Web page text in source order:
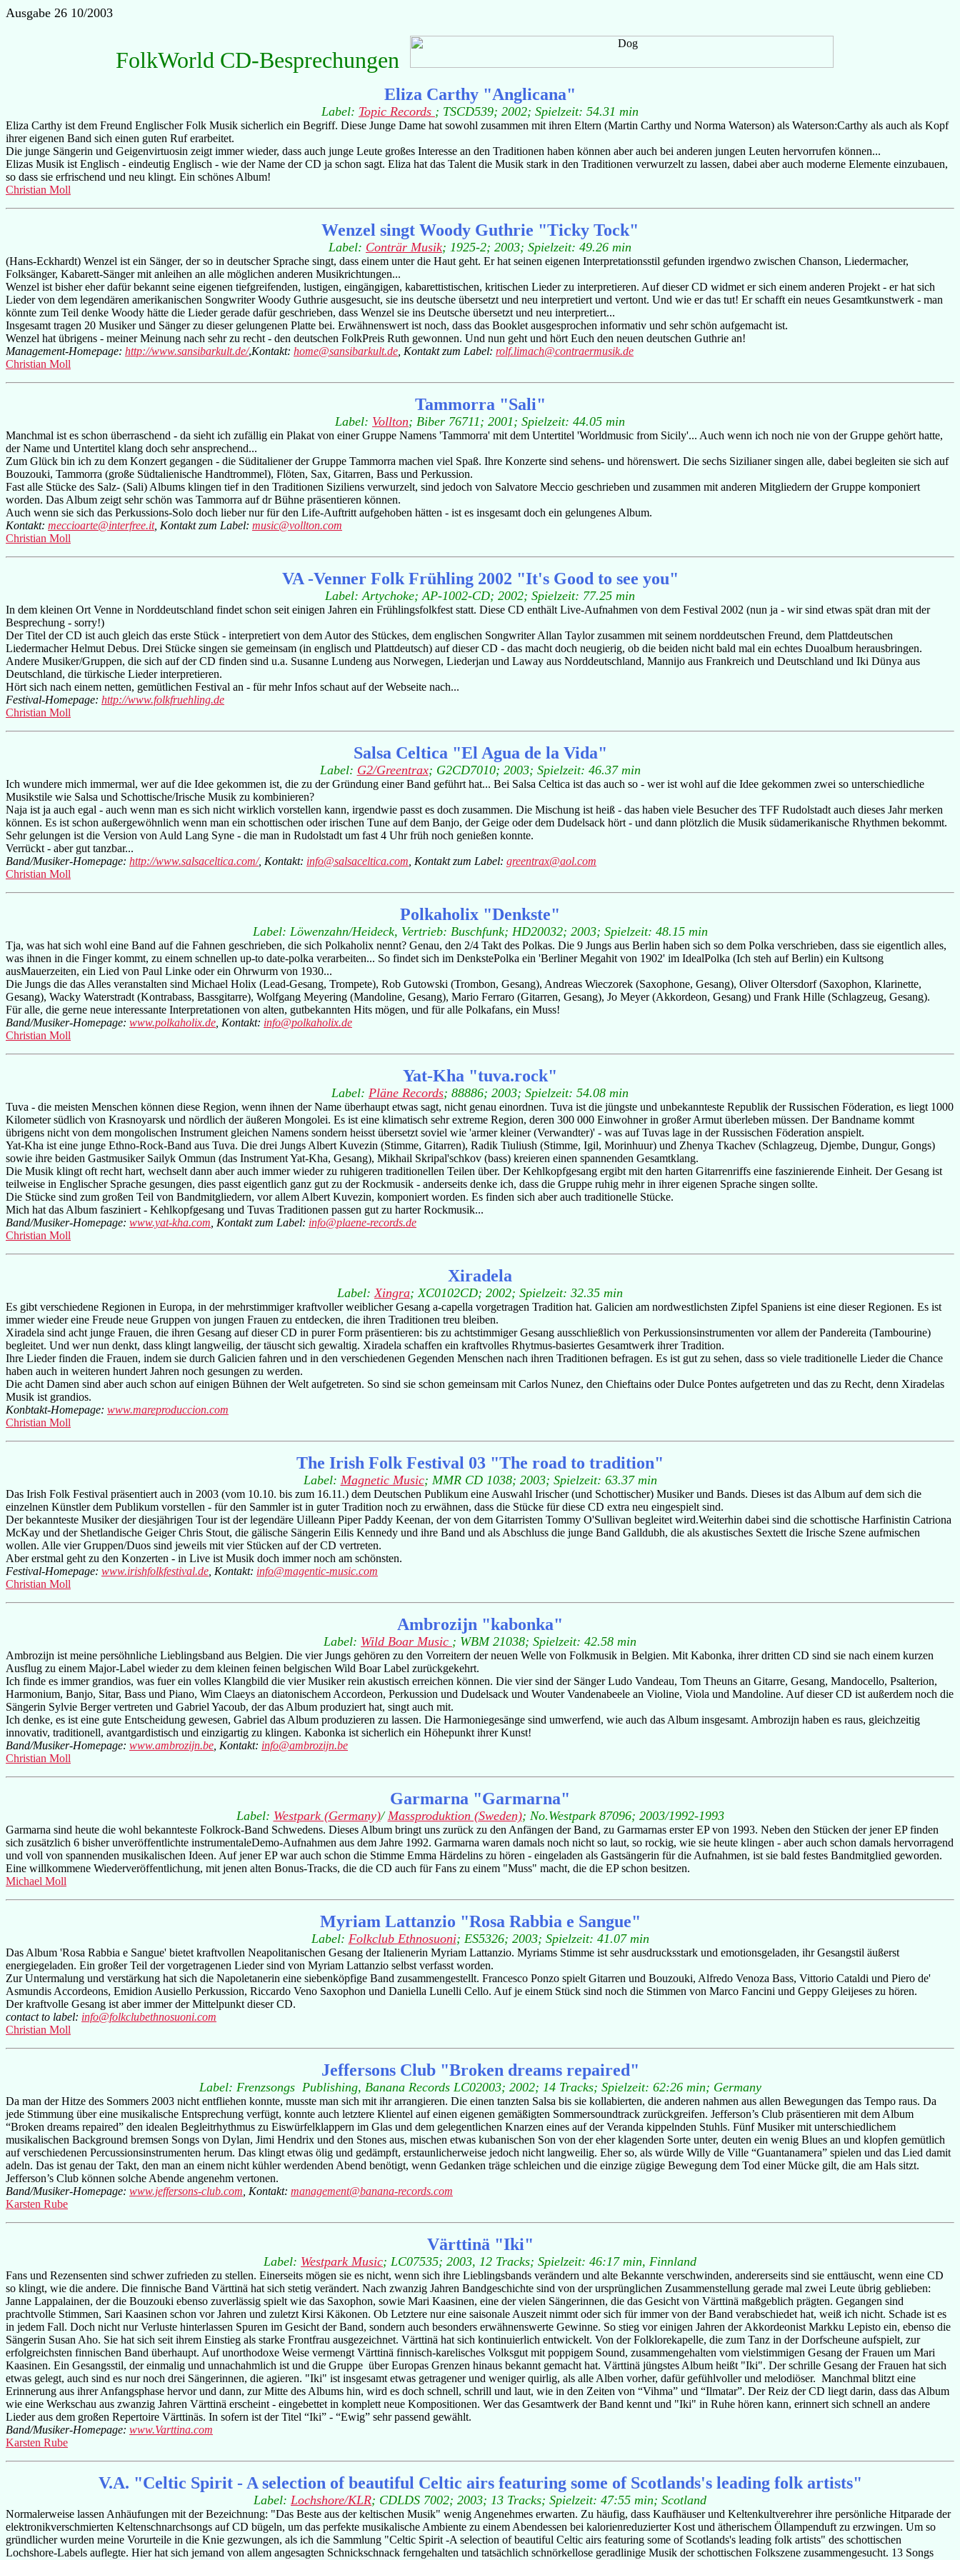
Ausgabe 26 10/2003
FolkWorld CD-Besprechungen
Eliza Carthy "Anglicana"
Label: Topic Records ; TSCD539; 2002; Spielzeit: 54.31 min
Eliza Carthy ist dem Freund Englischer Folk Musik sicherlich ein Begriff. Diese Junge Dame hat sowohl zusammen mit ihren Eltern (Martin Carthy und Norma Waterson) als Waterson:Carthy als auch als Kopf
ihrer eigenen Band sich einen guten Ruf erarbeitet.
Die junge Sängerin und Geigenvirtuosin zeigt immer wieder, dass auch junge Leute großes Interesse an den Traditionen haben können aber auch bei anderen jungen Leuten hervorrufen können...
Elizas Musik ist Englisch - eindeutig Englisch - wie der Name der CD ja schon sagt. Eliza hat das Talent die Musik stark in den Traditionen verwurzelt zu lassen, dabei aber auch moderne Elemente einzubauen,
so dass sie erfrischend und neu klingt. Ein schönes Album!
Christian Moll
Wenzel singt Woody Guthrie "Ticky Tock"
Label: Conträr Musik; 1925-2; 2003; Spielzeit: 49.26 min
(Hans-Eckhardt) Wenzel ist ein Sänger, der so in deutscher Sprache singt, dass einem unter die Haut geht. Er hat seinen eigenen Interpretationsstil gefunden irgendwo zwischen Chanson, Liedermacher,
Folksänger, Kabarett-Sänger mit anleihen an alle möglichen anderen Musikrichtungen...
Wenzel ist bisher eher dafür bekannt seine eigenen tiefgreifenden, lustigen, eingängigen, kabarettistischen, kritischen Lieder zu interpretieren. Auf dieser CD widmet er sich einem anderen Projekt - er hat sich
Lieder von dem legendären amerikanischen Songwriter Woody Guthrie ausgesucht, sie ins deutsche übersetzt und neu interpretiert und vertont. Und wie er das tut! Er schafft ein neues Gesamtkunstwerk - man
könnte zum Teil denke Woody hätte die Lieder gerade dafür geschrieben, dass Wenzel sie ins Deutsche übersetzt und neu interpretiert...
Insgesamt tragen 20 Musiker und Sänger zu dieser gelungenen Platte bei. Erwähnenswert ist noch, dass das Booklet ausgesprochen informativ und sehr schön aufgemacht ist.
Wenzel hat übrigens - meiner Meinung nach sehr zu recht - den deutschen FolkPreis Ruth gewonnen. Und nun geht und hört Euch den neuen deutschen Guthrie an!
Management-Homepage: http://www.sansibarkult.de/,Kontakt: home@sansibarkult.de , Kontakt zum Label: rolf.limach@contraermusik.de
Christian Moll
Tammorra "Sali"
Label: Vollton; Biber 76711; 2001; Spielzeit: 44.05 min
Manchmal ist es schon überraschend - da sieht ich zufällig ein Plakat von einer Gruppe Namens 'Tammorra' mit dem Untertitel 'Worldmusic from Sicily'... Auch wenn ich noch nie von der Gruppe gehört hatte,
der Name und Untertitel klang doch sehr ansprechend...
Zum Glück bin ich zu dem Konzert gegangen - die Süditaliener der Gruppe Tammorra machen viel Spaß. Ihre Konzerte sind sehens- und hörenswert. Die sechs Sizilianer singen alle, dabei begleiten sie sich auf
Bouzouki, Tammorra (große Südtalienische Handtrommel), Flöten, Sax, Gitarren, Bass und Perkussion.
Fast alle Stücke des Salz- (Sali) Albums klingen tief in den Traditionen Siziliens verwurzelt, sind jedoch von Salvatore Meccio geschrieben und zusammen mit anderen Mitgliedern der Gruppe komponiert
worden. Das Album zeigt sehr schön was Tammorra auf dr Bühne präsentieren können.
Auch wenn sie sich das Perkussions-Solo doch lieber nur für den Life-Auftritt aufgehoben hätten - ist es insgesamt doch ein gelungenes Album.
Kontakt: meccioarte@interfree.it, Kontakt zum Label: music@vollton.com
Christian Moll
VA -Venner Folk Frühling 2002 "It's Good to see you"
Label: Artychoke; AP-1002-CD; 2002; Spielzeit: 77.25 min
In dem kleinen Ort Venne in Norddeutschland findet schon seit einigen Jahren ein Frühlingsfolkfest statt. Diese CD enthält Live-Aufnahmen von dem Festival 2002 (nun ja - wir sind etwas spät dran mit der
Besprechung - sorry!)
Der Titel der CD ist auch gleich das erste Stück - interpretiert von dem Autor des Stückes, dem englischen Songwriter Allan Taylor zusammen mit seinem norddeutschen Freund, dem Plattdeutschen
Liedermacher Helmut Debus. Drei Stücke singen sie gemeinsam (in englisch und Plattdeutsch) auf dieser CD - das macht doch neugierig, ob die beiden nicht bald mal ein echtes Duoalbum herausbringen.
Andere Musiker/Gruppen, die sich auf der CD finden sind u.a. Susanne Lundeng aus Norwegen, Liederjan und Laway aus Norddeutschland, Mannijo aus Frankreich und Deutschland und Iki Dünya aus
Deutschland, die türkische Lieder interpretieren.
Hört sich nach einem netten, gemütlichen Festival an - für mehr Infos schaut auf der Webseite nach...
Festival-Homepage: http://www.folkfruehling.de
Christian Moll
Salsa Celtica "El Agua de la Vida"
Label: G2/Greentrax; G2CD7010; 2003; Spielzeit: 46.37 min
Ich wundere mich immermal, wer auf die Idee gekommen ist, die zu der Gründung einer Band geführt hat... Bei Salsa Celtica ist das auch so - wer ist wohl auf die Idee gekommen zwei so unterschiedliche
Musikstile wie Salsa und Schottische/Irische Musik zu kombinieren?
Naja ist ja auch egal - auch wenn man es sich nicht wirklich vorstellen kann, irgendwie passt es doch zusammen. Die Mischung ist heiß - das haben viele Besucher des TFF Rudolstadt auch dieses Jahr merken
können. Es ist schon außergewöhnlich wenn man ein schottischen oder irischen Tune auf dem Banjo, der Geige oder dem Dudelsack hört - und dann plötzlich die Musik südamerikanische Rhythmen bekommt.
Sehr gelungen ist die Version von Auld Lang Syne - die man in Rudolstadt um fast 4 Uhr früh noch genießen konnte.
Verrückt - aber gut tanzbar...
Band/Musiker-Homepage: http://www.salsaceltica.com/, Kontakt: info@salsaceltica.com , Kontakt zum Label: greentrax@aol.com
Christian Moll
Polkaholix "Denkste"
Label: Löwenzahn/Heideck, Vertrieb: Buschfunk; HD20032; 2003; Spielzeit: 48.15 min
Tja, was hat sich wohl eine Band auf die Fahnen geschrieben, die sich Polkaholix nennt? Genau, den 2/4 Takt des Polkas. Die 9 Jungs aus Berlin haben sich so dem Polka verschrieben, dass sie eigentlich alles,
was ihnen in die Finger kommt, zu einem schnellen up-to date-polka verarbeiten... So findet sich im DenkstePolka ein 'Berliner Megahit von 1902' im IdealPolka (Ich steh auf Berlin) ein Kultsong
ausMauerzeiten, ein Lied von Paul Linke oder ein Ohrwurm von 1930...
Die Jungs die das Alles veranstalten sind Michael Holix (Lead-Gesang, Trompete), Rob Gutowski (Trombon, Gesang), Andreas Wieczorek (Saxophone, Gesang), Oliver Oltersdorf (Saxophon, Klarinette,
Gesang), Wacky Waterstradt (Kontrabass, Bassgitarre), Wolfgang Meyering (Mandoline, Gesang), Mario Ferraro (Gitarren, Gesang), Jo Meyer (Akkordeon, Gesang) und Frank Hille (Schlagzeug, Gesang).
Für alle, die gerne neue interessante Interpretationen von alten, gutbekannten Hits mögen, und für alle Polkafans, ein Muss!
Band/Musiker-Homepage: www.polkaholix.de , Kontakt: info@polkaholix.de
Christian Moll
Yat-Kha "tuva.rock"
Label: Pläne Records; 88886; 2003; Spielzeit: 54.08 min
Tuva - die meisten Menschen können diese Region, wenn ihnen der Name überhaupt etwas sagt, nicht genau einordnen. Tuva ist die jüngste und unbekannteste Republik der Russischen Föderation, es liegt 1000
Kilometer südlich von Krasnoyarsk und nördlich der äußeren Mongolei. Es ist eine klimatisch sehr extreme Region, deren 300 000 Einwohner in großer Armut überleben müssen. Der Bandname kommt
übrigens nicht von dem mongolischen Instrument gleichen Namens sondern heisst übersetzt soviel wie 'armer kleiner (Verwandter)' - was auf Tuvas lage in der Russischen Föderation anspielt.
Yat-Kha ist eine junge Ethno-Rock-Band aus Tuva. Die drei Jungs Albert Kuvezin (Stimme, Gitarren), Radik Tiuliush (Stimme, Igil, Morinhuur) und Zhenya Tkachev (Schlagzeug, Djembe, Dungur, Gongs)
sowie ihre beiden Gastmusiker Sailyk Ommun (das Instrument Yat-Kha, Gesang), Mikhail Skripal'schkov (bass) kreieren einen spannenden Gesamtklang.
Die Musik klingt oft recht hart, wechselt dann aber auch immer wieder zu ruhigeren traditionellen Teilen über. Der Kehlkopfgesang ergibt mit den harten Gitarrenriffs eine faszinierende Einheit. Der Gesang ist
teilweise in Englischer Sprache gesungen, dies passt eigentlich ganz gut zu der Rockmusik - anderseits denke ich, dass die Gruppe ruhig mehr in ihrer eigenen Sprache singen sollte.
Die Stücke sind zum großen Teil von Bandmitgliedern, vor allem Albert Kuvezin, komponiert worden. Es finden sich aber auch traditionelle Stücke.
Mich hat das Album fasziniert - Kehlkopfgesang und Tuvas Traditionen passen gut zu harter Rockmusik...
Band/Musiker-Homepage: www.yat-kha.com , Kontakt zum Label: info@plaene-records.de
Christian Moll
Xiradela
Label:Xingra; XC0102CD; 2002; Spielzeit: 32.35 min
Es gibt verschiedene Regionen in Europa, in der mehrstimmiger kraftvoller weiblicher Gesang a-capella vorgetragen Tradition hat. Galicien am nordwestlichsten Zipfel Spaniens ist eine dieser Regionen. Es ist
immer wieder eine Freude neue Gruppen von jungen Frauen zu entdecken, die ihren Traditionen treu bleiben.
Xiradela sind acht junge Frauen, die ihren Gesang auf dieser CD in purer Form präsentieren: bis zu achtstimmiger Gesang ausschließlich von Perkussionsinstrumenten vor allem der Pandereita (Tambourine)
begleitet. Und wer nun denkt, dass klingt langweilig, der täuscht sich gewaltig. Xiradela schaffen ein kraftvolles Rhytmus-basiertes Gesamtwerk ihrer Tradition.
Ihre Lieder finden die Frauen, indem sie durch Galicien fahren und in den verschiedenen Gegenden Menschen nach ihren Traditionen befragen. Es ist gut zu sehen, dass so viele traditionelle Lieder die Chance
haben auch in weiteren hundert Jahren noch gesungen zu werden.
Die acht Damen sind aber auch schon auf einigen Bühnen der Welt aufgetreten. So sind sie schon gemeinsam mit Carlos Nunez, den Chieftains oder Dulce Pontes aufgetreten und das zu Recht, denn Xiradelas
Musik ist grandios.
Konbtakt-Homepage: www.mareproduccion.com
Christian Moll
The Irish Folk Festival 03 "The road to tradition"
Label: Magnetic Music; MMR CD 1038; 2003; Spielzeit: 63.37 min
Das Irish Folk Festival präsentiert auch in 2003 (vom 10.10. bis zum 16.11.) dem Deutschen Publikum eine Auswahl Irischer (und Schottischer) Musiker und Bands. Dieses ist das Album auf dem sich die
einzelnen Künstler dem Publikum vorstellen - für den Sammler ist in guter Tradition noch zu erwähnen, dass die Stücke für diese CD extra neu eingespielt sind.
Der bekannteste Musiker der diesjährigen Tour ist der legendäre Uilleann Piper Paddy Keenan, der von dem Gitarristen Tommy O'Sullivan begleitet wird.Weiterhin dabei sind die schottische Harfinistin Catriona
McKay und der Shetlandische Geiger Chris Stout, die gälische Sängerin Eilis Kennedy und ihre Band und als Abschluss die junge Band Galldubh, die als akustisches Sextett die Irische Szene aufmischen
wollen. Alle vier Gruppen/Duos sind jeweils mit vier Stücken auf der CD vertreten.
Aber erstmal geht zu den Konzerten - in Live ist Musik doch immer noch am schönsten.
Festival-Homepage: www.irishfolkfestival.de , Kontakt: info@magentic-music.com
Christian Moll
Ambrozijn "kabonka"
Label: Wild Boar Music ; WBM 21038; Spielzeit: 42.58 min
Ambrozijn ist meine persöhnliche Lieblingsband aus Belgien. Die vier Jungs gehören zu den Vorreitern der neuen Welle von Folkmusik in Belgien. Mit Kabonka, ihrer dritten CD sind sie nach einem kurzen
Ausflug zu einem Major-Label wieder zu dem kleinen feinen belgischen Wild Boar Label zurückgekehrt.
Ich finde es immer grandios, was fuer ein volles Klangbild die vier Musiker rein akustisch erreichen können. Die vier sind der Sänger Ludo Vandeau, Tom Theuns an Gitarre, Gesang, Mandocello, Psalterion,
Harmonium, Banjo, Sitar, Bass und Piano, Wim Claeys an diatonischem Accordeon, Perkussion und Dudelsack und Wouter Vandenabeele an Violine, Viola und Mandoline. Auf dieser CD ist außerdem noch die
Sängerin Sylvie Berger vertreten und Gabriel Yacoub, der das Album produziert hat, singt auch mit.
Ich denke, es ist eine gute Entscheidung gewesen, Gabriel das Album produzieren zu lassen. Die Harmoniegesänge sind umwerfend, wie auch das Album insgesamt. Ambrozijn haben es raus, gleichzeitig
innovativ, traditionell, avantgardistisch und einzigartig zu klingen. Kabonka ist sicherlich ein Höhepunkt ihrer Kunst!
Band/Musiker-Homepage: www.ambrozijn.be , Kontakt: info@ambrozijn.be
Christian Moll
Garmarna "Garmarna"
Label: Westpark (Germany)/Massproduktion (Sweden); No.Westpark 87096; 2003/1992-1993
Garmarna sind heute die wohl bekannteste Folkrock-Band Schwedens. Dieses Album bringt uns zurück zu den Anfängen der Band, zu Garmarnas erster EP von 1993. Neben den Stücken der jener EP finden
sich zusätzlich 6 bisher unveröffentlichte instrumentaleDemo-Aufnahmen aus dem Jahre 1992. Garmarna waren damals noch nicht so laut, so rockig, wie sie heute klingen - aber auch schon damals hervorragend
und voll von spannenden musikalischen Ideen. Auf jener EP war auch schon die Stimme Emma Härdelins zu hören - eingeladen als Gastsängerin für die Aufnahmen, ist sie bald festes Bandmitglied geworden.
Eine willkommene Wiederveröffentlichung, mit jenen alten Bonus-Tracks, die die CD auch für Fans zu einem "Muss" macht, die die EP schon besitzen.
Michael Moll
Myriam Lattanzio "Rosa Rabbia e Sangue"
Label: Folkclub Ethnosuoni; ES5326; 2003; Spielzeit: 41.07 min
Das Album 'Rosa Rabbia e Sangue' bietet kraftvollen Neapolitanischen Gesang der Italienerin Myriam Lattanzio. Myriams Stimme ist sehr ausdrucksstark und emotionsgeladen, ihr Gesangstil äußerst
energiegeladen. Ein großer Teil der vorgetragenen Lieder sind von Myriam Lattanzio selbst verfasst worden.
Zur Untermalung und verstärkung hat sich die Napoletanerin eine siebenköpfige Band zusammengestellt. Francesco Ponzo spielt Gitarren und Bouzouki, Alfredo Venoza Bass, Vittorio Cataldi und Piero de'
Asmundis Accordeons, Emidion Ausiello Perkussion, Riccardo Veno Saxophon und Daniella Lunelli Cello. Auf je einem Stück sind noch die Stimmen von Marco Fancini und Geppy Gleijeses zu hören.
Der kraftvolle Gesang ist aber immer der Mittelpunkt dieser CD.
contact to label: info@folkclubethnosuoni.com
Christian Moll
Jeffersons Club "Broken dreams repaired"
Label: Frenzsongs Publishing, Banana Records LC02003; 2002; 14 Tracks; Spielzeit: 62:26 min; Germany
Da man der Hitze des Sommers 2003 nicht entfliehen konnte, musste man sich mit ihr arrangieren. Die einen tanzten Salsa bis sie kollabierten, die anderen nahmen aus allen Bewegungen das Tempo raus. Da
jede Stimmung über eine musikalische Entsprechung verfügt, konnte auch letztere Klientel auf einen eigenen gemäßigten Sommersoundtrack zurückgreifen. Jefferson’s Club präsentieren mit dem Album
“Broken dreams repaired” den idealen Begleitrhythmus zu Eiswürfelklappern im Glas und dem gelegentlichen Knarzen eines auf der Veranda kippelnden Stuhls. Fünf Musiker mit unterschiedlichem
musikalischen Background bremsen Songs von Dylan, Jimi Hendrix und den Stones aus, mischen etwas kubanischen Son von der eher klagenden Sorte unter, deuten ein wenig Blues an und klopfen gemütlich
auf verschiedenen Percussionsinstrumenten herum. Das klingt etwas ölig und gedämpft, erstaunlicherweise jedoch nicht langweilig. Eher so, als würde Willy de Ville “Guantanamera” spielen und das Lied damit
adeln. Das ist genau der Takt, den man an einem nicht kühler werdenden Abend benötigt, wenn Gedanken träge schleichen und die einzige zügige Bewegung dem Tod einer Mücke gilt, die am Hals sitzt.
Jefferson’s Club können solche Abende angenehm vertonen.
Band/Musiker-Homepage: www.jeffersons-club.com , Kontakt: management@banana-records.com
Karsten Rube
Värttinä "Iki"
Label: Westpark Music; LC07535; 2003, 12 Tracks; Spielzeit: 46:17 min, Finnland
Fans und Rezensenten sind schwer zufrieden zu stellen. Einerseits mögen sie es nicht, wenn sich ihre Lieblingsbands verändern und alte Bekannte verschwinden, andererseits sind sie enttäuscht, wenn eine CD
so klingt, wie die andere. Die finnische Band Värttinä hat sich stetig verändert. Nach zwanzig Jahren Bandgeschichte sind von der ursprünglichen Zusammenstellung gerade mal zwei Leute übrig geblieben:
Janne Lappalainen, der die Bouzouki ebenso zuverlässig spielt wie das Saxophon, sowie Mari Kaasinen, eine der vielen Sängerinnen, die das Gesicht von Värttinä maßgeblich prägten. Gegangen sind
prachtvolle Stimmen, Sari Kaasinen schon vor Jahren und zuletzt Kirsi Käkonen. Ob Letztere nur eine saisonale Auszeit nimmt oder sich für immer von der Band verabschiedet hat, weiß ich nicht. Schade ist es
in jedem Fall. Doch nicht nur Verluste hinterlassen Spuren im Gesicht der Band, sondern auch besonders erwähnenswerte Gewinne. So stieg vor einigen Jahren der Akkordeonist Markku Lepisto ein, ebenso die
Sängerin Susan Aho. Sie hat sich seit ihrem Einstieg als starke Frontfrau ausgezeichnet. Värttinä hat sich kontinuierlich entwickelt. Von der Folklorekapelle, die zum Tanz in der Dorfscheune aufspielt, zur
erfolgreichsten finnischen Band überhaupt. Auf unorthodoxe Weise vermengt Värttinä finnisch-karelisches Volksgut mit poppigem Sound, zusammengehalten vom vielstimmigen Gesang der Frauen um Mari
Kaasinen. Ein Gesangsstil, der einmalig und unnachahmlich ist und die Gruppe über Europas Grenzen hinaus bekannt gemacht hat. Värttinä jüngstes Album heißt "Iki". Der schrille Gesang der Frauen hat sich
etwas gelegt, auch sind es nur noch drei Sängerinnen, die agieren. "Iki" ist insgesamt etwas getragener und weniger quirlig, als alle Alben vorher, dafür gefühlvoller und melodiöser. Manchmal blitzt eine
Erinnerung aus ihrer Anfangsphase hervor und dann, zur Mitte des Albums hin, wird es doch schnell, schrill und laut, wie in den Zeiten von “Vihma” und “Ilmatar”. Der Reiz der CD liegt darin, dass das Album
wie eine Werkschau aus zwanzig Jahren Värttinä erscheint - eingebettet in komplett neue Kompositionen. Wer das Gesamtwerk der Band kennt und "Iki" in Ruhe hören kann, erinnert sich schnell an andere
Lieder aus dem großen Repertoire Värttinäs. In sofern ist der Titel “Iki” - “Ewig” sehr passend gewählt.
Band/Musiker-Homepage: www.Varttina.com
Karsten Rube
V.A. "Celtic Spirit - A selection of beautiful Celtic airs featuring some of Scotlands's leading folk artists"
Label: Lochshore/KLR; CDLDS 7002; 2003; 13 Tracks; Spielzeit: 47:55 min; Scotland
Normalerweise lassen Anhäufungen mit der Bezeichnung: "Das Beste aus der keltischen Musik" wenig Angenehmes erwarten. Zu häufig, dass Kaufhäuser und Keltenkultverehrer ihre persönliche Hitparade der
elektronikverschmierten Keltenschnarchsongs auf CD bügeln, um das perfekte musikalische Ambiente zu einem Abendessen bei kalorienreduzierter Kost und ätherischem Öllampenduft zu erzwingen. Um so
gründlicher wurden meine Vorurteile in die Knie gezwungen, als ich die Sammlung "Celtic Spirit -A selection of beautiful Celtic airs featuring some of Scotlands's leading folk artists" des schottischen
Lochshore-Labels auflegte. Hier hat sich jemand von allem angesagten Schnickschnack ferngehalten und tatsächlich schnörkellose geradlinige Musik der schottischen Folkszene zusammengesucht. 13 Songs